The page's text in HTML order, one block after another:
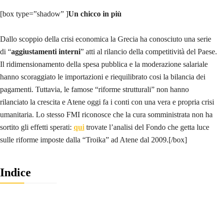
[box type=”shadow” ]Un chicco in più
Dallo scoppio della crisi economica la Grecia ha conosciuto una serie
di “aggiustamenti interni” atti al rilancio della competitività del Paese.
Il ridimensionamento della spesa pubblica e la moderazione salariale
hanno scoraggiato le importazioni e riequilibrato cosi la bilancia dei
pagamenti. Tuttavia, le famose “riforme strutturali” non hanno
rilanciato la crescita e Atene oggi fa i conti con una vera e propria crisi
umanitaria. Lo stesso FMI riconosce che la cura somministrata non ha
sortito gli effetti sperati: qui trovate l’analisi del Fondo che getta luce
sulle riforme imposte dalla “Troika” ad Atene dal 2009.[/box]
Indice